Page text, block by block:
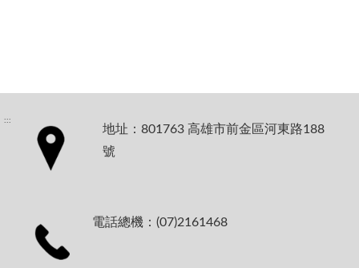
:::
地址：801763 高雄市前金區河東路188
號
電話總機：(07)2161468